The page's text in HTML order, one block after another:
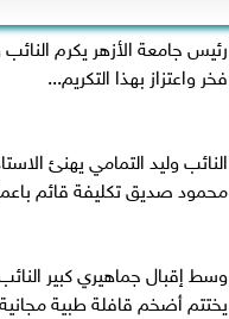
رئيس جامعة الأزهر يكرم
فخر واعتزاز بهذا التكريم...
النائب وليد التمامي يهنئ
محمود صديق تكليفة قائم
وسط إقبال جماهيري كبير
يختتم أضخم قافلة طبية